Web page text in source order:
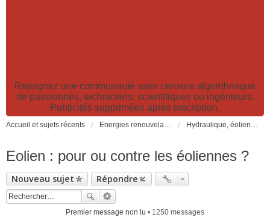
Rejoignez une communauté sans censure algorithmique
de passionnés, techniciens, scientifiques ou ingénieurs.
Publicités supprimées après inscription.
Accueil et sujets récents Energies renouvelables et fossiles, énergie solaire, biocarburants et changement climatique Hydraulique, éoliennes, géothermie, énergies marines, biogaz...
Eolien : pour ou contre les éoliennes ?
Nouveau sujet Répondre
Premier message non lu • 1250 messages